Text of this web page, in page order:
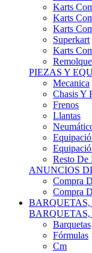
Karts
Karts
Superkart
Karts
Remolques
PIEZAS Y
Mecanica
Chasis Y
Frenos
Llantas
Resto De
ANUNCIOS
Compra
Compra
Barquetas
Fórmulas
Cm
Prototipos